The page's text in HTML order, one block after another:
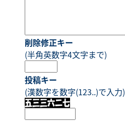
削除修正キー
(半角英数字4文字まで)
投稿キー
(漢数字を数字(123..)で入力)